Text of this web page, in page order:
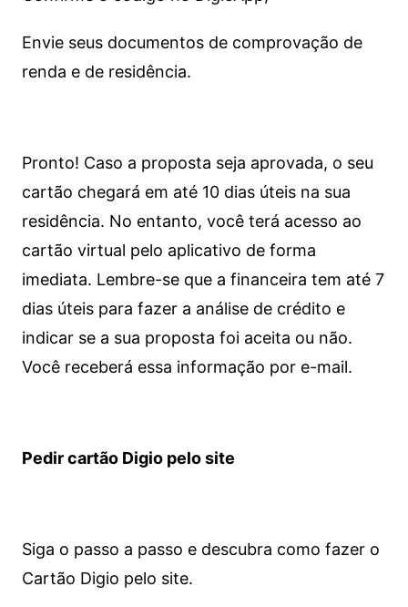
Envie seus documentos de comprovação de
renda e de residência.
Pronto! Caso a proposta seja aprovada, o seu
cartão chegará em até 10 dias úteis na sua
residência. No entanto, você terá acesso ao
cartão virtual pelo aplicativo de forma
imediata. Lembre-se que a financeira tem até 7
dias úteis para fazer a análise de crédito e
indicar se a sua proposta foi aceita ou não.
Você receberá essa informação por e-mail.
Pedir cartão Digio pelo site
Siga o passo a passo e descubra como fazer o
Cartão Digio pelo site.